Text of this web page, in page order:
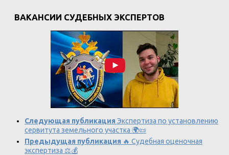
ВАКАНСИИ СУДЕБНЫХ ЭКСПЕРТОВ
Следующая публикация Экспертиза по установлению
сервитута земельного участка 🌍📜
Предыдущая публикация 🔥 Судебная оценочная
экспертиза ⚖️💰